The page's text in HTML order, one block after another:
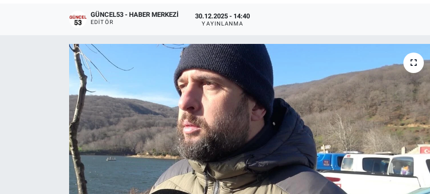
GÜNCEL53 - HABER MERKEZI
EDITÖR
30.12.2025 - 14:40
YAYINLANMA